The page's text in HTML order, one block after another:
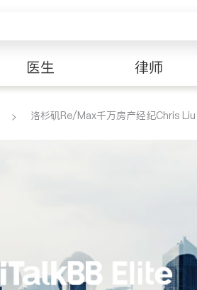
医生 律师
洛杉矶Re/Max千万房产经纪Chris Liu